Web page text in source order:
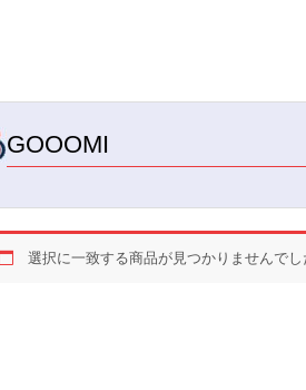
GOOOMI
選択に一致する商品が見つかりませんでし